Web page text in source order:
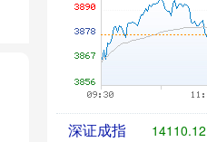
深证成指 14110.12